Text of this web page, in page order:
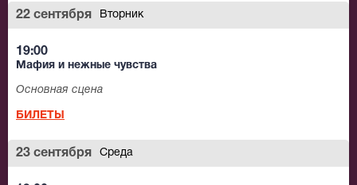
22 сентября Вторник
19:00
Мафия и нежные чувства
Основная сцена
БИЛЕТЫ
23 сентября Среда